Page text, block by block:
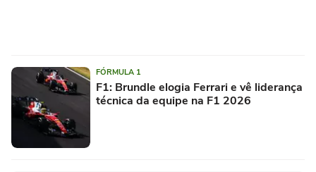
FÓRMULA 1
F1: Brundle elogia Ferrari e vê liderança
técnica da equipe na F1 2026